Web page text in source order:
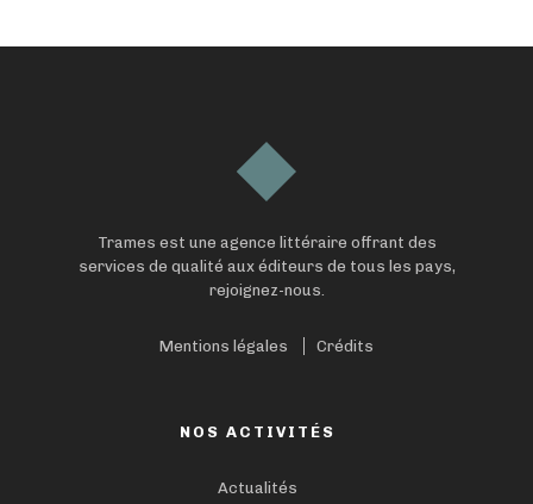
Trames est une agence littéraire offrant des
services de qualité aux éditeurs de tous les pays,
rejoignez-nous.
Mentions légales Crédits
NOS ACTIVITÉS
Actualités